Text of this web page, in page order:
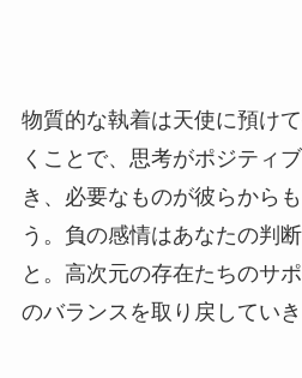
物質的な執着は天使に預け
くことで、思考がポジティ
き、必要なものが彼らから
う。負の感情はあなたの判
と。高次元の存在たちのサ
のバランスを取り戻していき